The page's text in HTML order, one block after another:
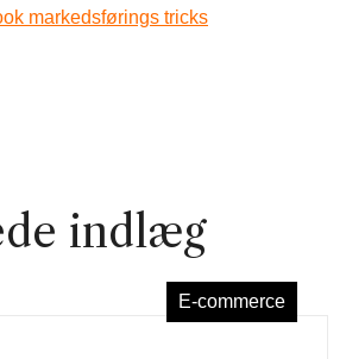
markedsførings tricks
indlæg
E-commerce